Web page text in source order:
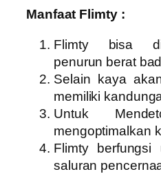
Manfaat Flimty :
Flimty bisa
penurun berat
Selain kaya
memiliki
Untuk
mengoptimalkan
Flimty berfungsi
saluran